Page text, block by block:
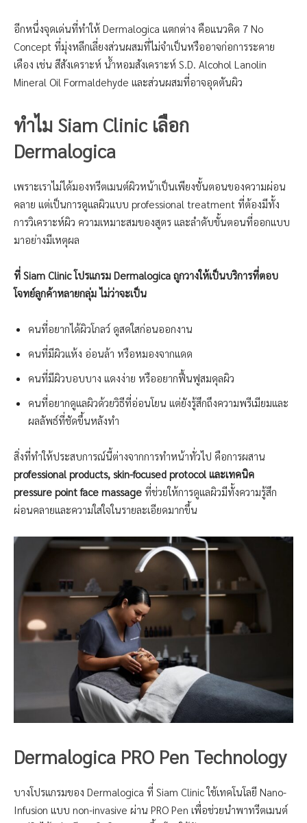
อีกหนึ่งจุดเด่นที่ทำให้ Dermalogica แตกต่าง คือแนวคิด 7 No
Concept ที่มุ่งหลีกเลี่ยงส่วนผสมที่ไม่จำเป็นหรืออาจก่อการระคาย
เคือง เช่น สีสังเคราะห์ น้ำหอมสังเคราะห์ S.D. Alcohol Lanolin
Mineral Oil Formaldehyde และส่วนผสมที่อาจอุดตันผิว
ทำไม Siam Clinic เลือก
Dermalogica
เพราะเราไม่ได้มองทรีตเมนต์ผิวหน้าเป็นเพียงขั้นตอนของความผ่อน
คลาย แต่เป็นการดูแลผิวแบบ professional treatment ที่ต้องมีทั้ง
การวิเคราะห์ผิว ความเหมาะสมของสูตร และลำดับขั้นตอนที่ออกแบบ
มาอย่างมีเหตุผล
ที่ Siam Clinic โปรแกรม Dermalogica ถูกวางให้เป็นบริการที่ตอบ
โจทย์ลูกค้าหลายกลุ่ม ไม่ว่าจะเป็น
คนที่อยากได้ผิวโกลว์ ดูสดใสก่อนออกงาน
คนที่มีผิวแห้ง อ่อนล้า หรือหมองจากแดด
คนที่มีผิวบอบบาง แดงง่าย หรืออยากฟื้นฟูสมดุลผิว
คนที่อยากดูแลผิวด้วยวิธีที่อ่อนโยน แต่ยังรู้สึกถึงความพรีเมียมและ
ผลลัพธ์ที่ชัดขึ้นหลังทำ
สิ่งที่ทำให้ประสบการณ์นี้ต่างจากการทำหน้าทั่วไป คือการผสาน
professional products, skin-focused protocol และเทคนิค
pressure point face massage ที่ช่วยให้การดูแลผิวมีทั้งความรู้สึก
ผ่อนคลายและความใส่ใจในรายละเอียดมากขึ้น
Dermalogica PRO Pen Technology
บางโปรแกรมของ Dermalogica ที่ Siam Clinic ใช้เทคโนโลยี Nano-
Infusion แบบ non-invasive ผ่าน PRO Pen เพื่อช่วยนำพาทรีตเมนต์